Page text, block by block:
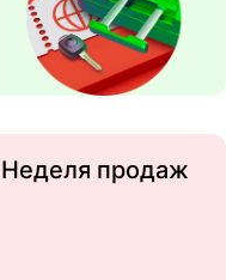
Неделя продаж